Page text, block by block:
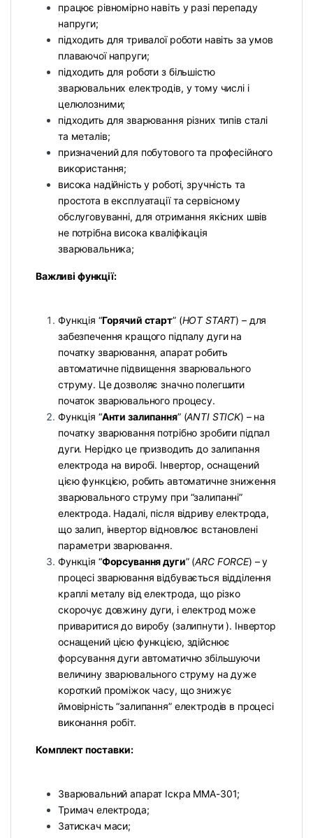
працює рівномірно навіть у разі перепаду
напруги;
підходить для тривалої роботи навіть за умов
плаваючої напруги;
підходить для роботи з більшістю
зварювальних електродів, у тому числі і
целюлозними;
підходить для зварювання різних типів сталі
та металів;
призначений для побутового та професійного
використання;
висока надійність у роботі, зручність та
простота в експлуатації та сервісному
обслуговуванні, для отримання якісних швів
не потрібна висока кваліфікація
зварювальника;
Важливі функції:
Функція “Горячий старт” (HOT START) – для
забезпечення кращого підпалу дуги на
початку зварювання, апарат робить
автоматичне підвищення зварювального
струму. Це дозволяє значно полегшити
початок зварювального процесу.
Функція “Анти залипання” (ANTI STICK) – на
початку зварювання потрібно зробити підпал
дуги. Нерідко це призводить до залипання
електрода на виробі. Інвертор, оснащений
цією функцією, робить автоматичне зниження
зварювального струму при “залипанні”
електрода. Надалі, після відриву електрода,
що залип, інвертор відновлює встановлені
параметри зварювання.
Функція “Форсування дуги” (ARC FORCE) – у
процесі зварювання відбувається відділення
краплі металу від електрода, що різко
скорочує довжину дуги, і електрод може
приваритися до виробу (залипнути ). Інвертор
оснащений цією функцією, здійснює
форсування дуги автоматично збільшуючи
величину зварювального струму на дуже
короткий проміжок часу, що знижує
ймовірність “залипання” електродів в процесі
виконання робіт.
Комплект поставки:
Зварювальний апарат Іскра MMA-301;
Тримач електрода;
Затискач маси;